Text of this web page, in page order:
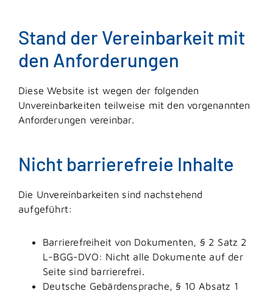
Stand der Vereinbarkeit mit
den Anforderungen
Diese Website ist wegen der folgenden
Unvereinbarkeiten teilweise mit den vorgenannten
Anforderungen vereinbar.
Nicht barrierefreie Inhalte
Die Unvereinbarkeiten sind nachstehend
aufgeführt:
Barrierefreiheit von Dokumenten, § 2 Satz 2
L-BGG-DVO: Nicht alle Dokumente auf der
Seite sind barrierefrei.
Deutsche Gebärdensprache, § 10 Absatz 1